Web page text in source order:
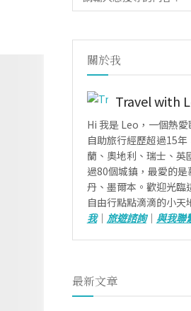
關於我
Travel with
Hi 我是 Leo，一個熱愛
自助旅行經歷超過15
蘭、奧地利、瑞士、英
過80個城鎮，最愛的
丹、墨爾本。歡迎光臨
自由行點點滴滴的小天
我｜ 旅遊諮詢｜ 與我聯
最新文章